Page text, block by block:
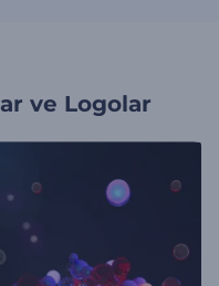
ve Logolar